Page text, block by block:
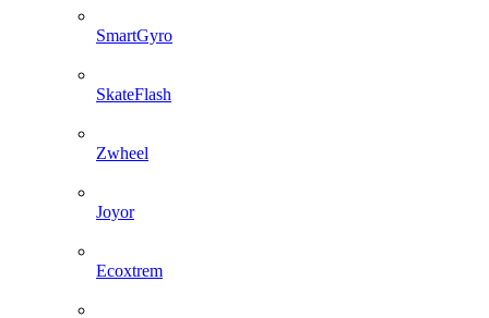
SmartGyro
SkateFlash
Zwheel
Joyor
Ecoxtrem